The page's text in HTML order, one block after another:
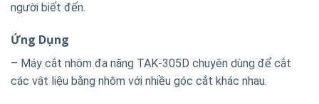
người biết đến.
Ứng Dụng
– Máy cắt nhôm đa năng TAK-305D chuyên dùng để cắt
các vật liệu bằng nhôm với nhiều góc cắt khác nhau.